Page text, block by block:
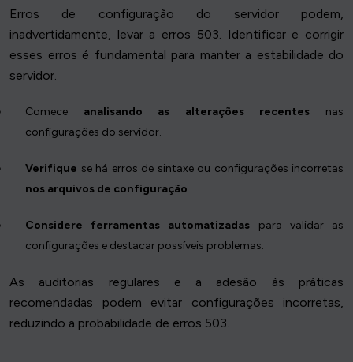
Erros de configuração do servidor podem,
inadvertidamente, levar a erros 503. Identificar e corrigir
esses erros é fundamental para manter a estabilidade do
servidor.
Comece analisando as alterações recentes nas
configurações do servidor.
Verifique se há erros de sintaxe ou configurações incorretas
nos arquivos de configuração.
Considere ferramentas automatizadas para validar as
configurações e destacar possíveis problemas.
As auditorias regulares e a adesão às práticas
recomendadas podem evitar configurações incorretas,
reduzindo a probabilidade de erros 503.